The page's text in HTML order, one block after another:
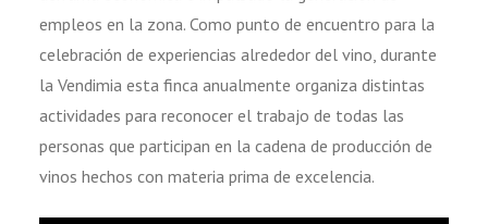
empleos en la zona. Como punto de encuentro para la
celebración de experiencias alrededor del vino, durante
la Vendimia esta finca anualmente organiza distintas
actividades para reconocer el trabajo de todas las
personas que participan en la cadena de producción de
vinos hechos con materia prima de excelencia.